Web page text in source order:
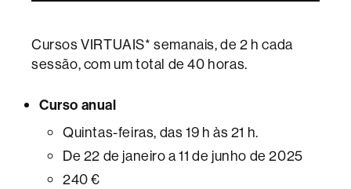
Cursos VIRTUAIS* semanais, de 2 h cada
sessão, com um total de 40 horas.
Curso anual
Quintas-feiras, das 19 h às 21 h.
De 22 de janeiro a 11 de junho de 2025
240 €